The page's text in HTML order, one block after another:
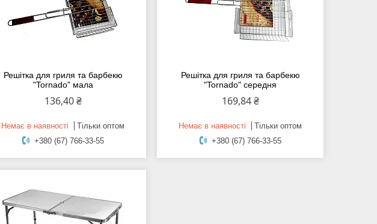
Решітка для гриля та барбекю
"Tornado" мала
136,40 ₴
Немає в наявності
Тільки оптом
+380 (67) 766-33-55
Решітка для гриля та барбекю
"Tornado" середня
169,84 ₴
Немає в наявності
Тільки оптом
+380 (67) 766-33-55